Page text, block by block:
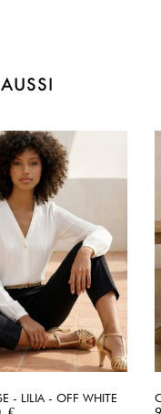
- LILIA - OFF WHITE